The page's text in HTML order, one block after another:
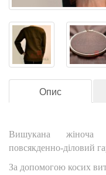
Опис
Вишукана жіноча
повсякденно-діловий
За допомогою косих